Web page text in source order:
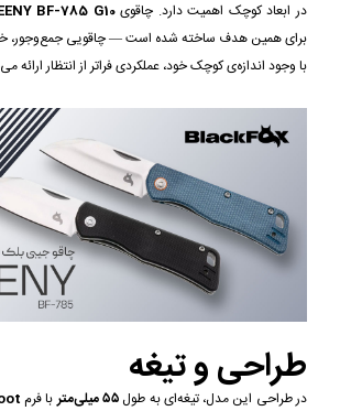
در ابعاد کوچک اهمیت دارد. چاقویBF-785 G10
برای همین هدف ساخته شده است — چاقویی جمع‌وجور،
با وجود اندازه‌ی کوچک خود، عملکردی فراتر از انتظار ارائه
طراحی و تیغه
در طراحی این مدل، تیغه‌ای به طول ۵۵ میلی‌متر با فرم